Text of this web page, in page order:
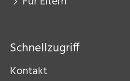
Schnellzugriff
Kontakt